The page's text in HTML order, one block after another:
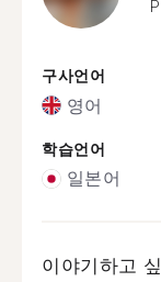
구사언어
영어
학습언어
일본어
이야기하고